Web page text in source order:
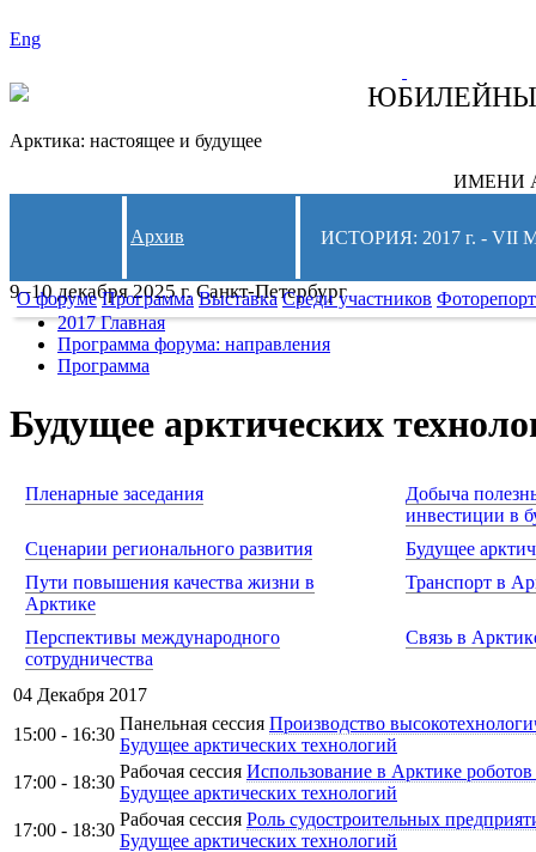
Eng
Арктика: настоящее и будущее
ИМЕНИ
9–10 декабря 2025 г. Санкт-Петербург
Архив ИСТОРИЯ: 2017 г. -
О форуме Программа Выставка Среди участников
2017 Главная
Программа форума: направления
Программа
Будущее арктических
Пленарные заседания
Добыча
инвестиции в
Сценарии регионального развития
Будущее
Пути повышения качества жизни в
Арктике
Транспорт в
Перспективы международного
сотрудничества
Связь в
04 Декабря 2017
15:00 - 16:30
Панельная сессия Производство
Будущее арктических технологий
17:00 - 18:30
Рабочая сессия Использование в Арктике
Будущее арктических технологий
17:00 - 18:30
Рабочая сессия Роль судостроительных
Будущее арктических технологий